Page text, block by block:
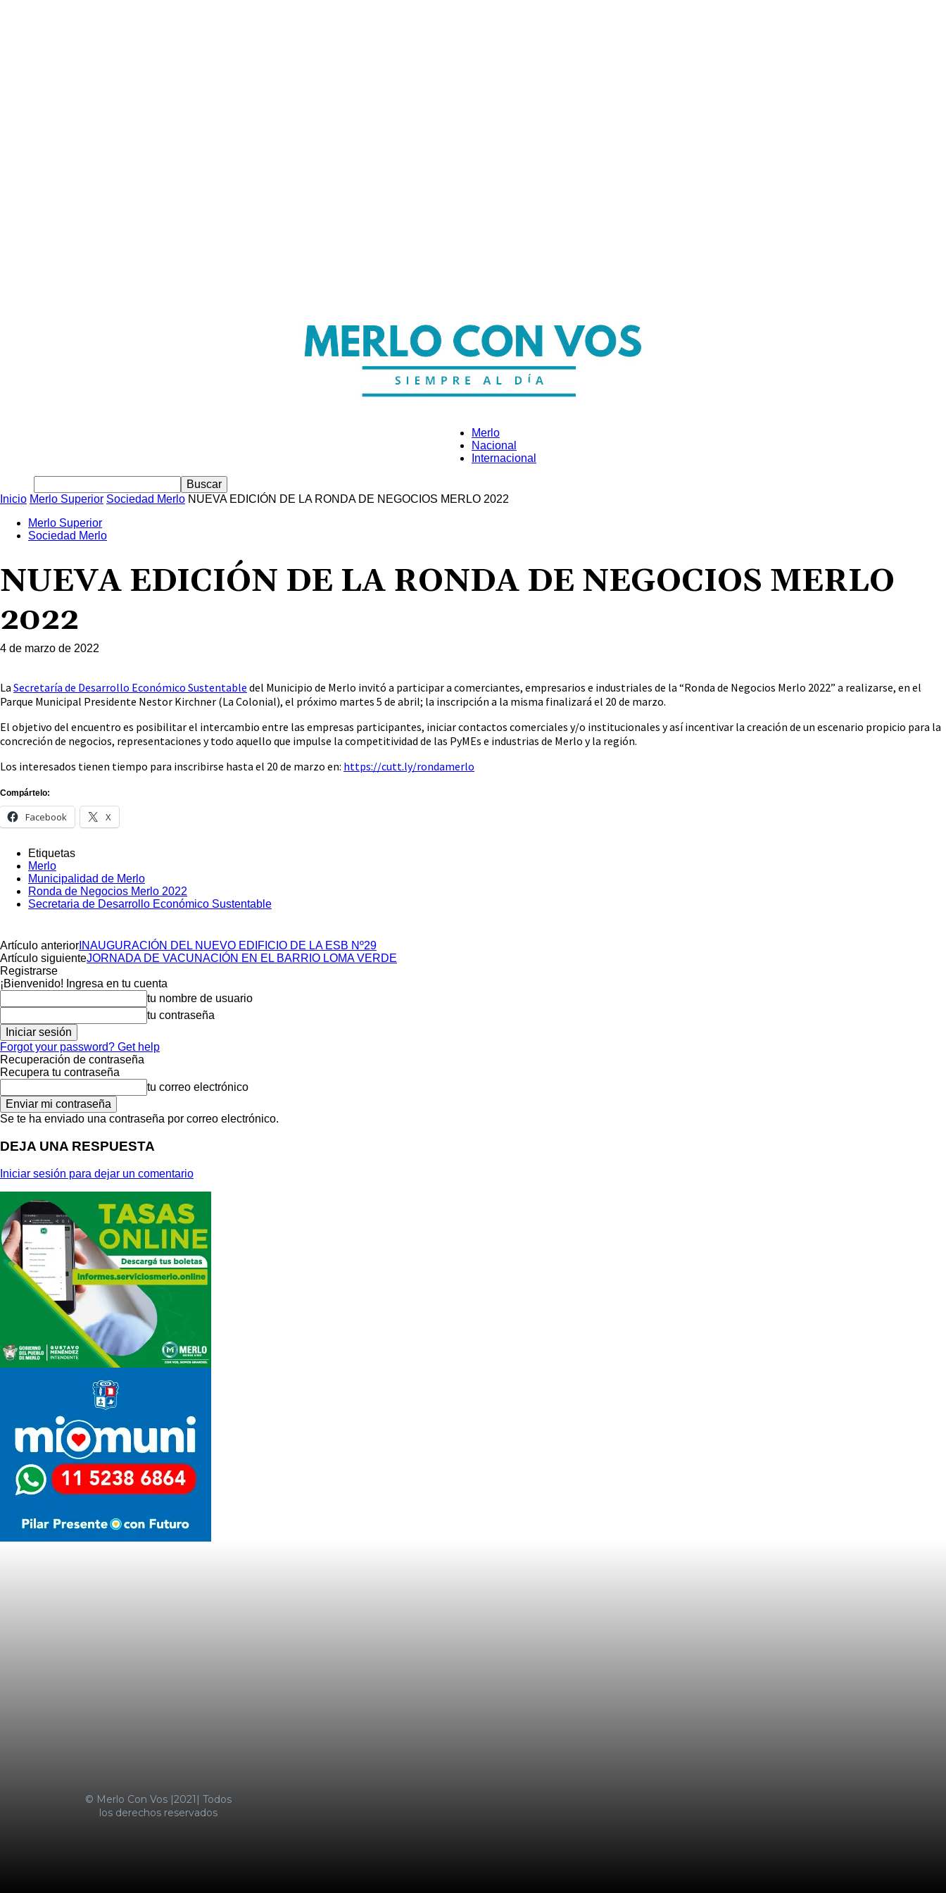
Merlo
Merlo
Nacional
Internacional
Inicio Merlo Superior Sociedad Merlo NUEVA EDICIÓN DE LA RONDA DE NEGOCIOS MERLO 2022
Merlo Superior
Sociedad Merlo
NUEVA EDICIÓN DE LA RONDA DE NEGOCIOS MERLO
2022
4 de marzo de 2022
La Secretaría de Desarrollo Económico Sustentable del Municipio de Merlo invitó a participar a comerciantes, empresarios e industriales de la “Ronda de Negocios Merlo 2022” a realizarse, en el
Parque Municipal Presidente Nestor Kirchner (La Colonial), el próximo martes 5 de abril; la inscripción a la misma finalizará el 20 de marzo.
El objetivo del encuentro es posibilitar el intercambio entre las empresas participantes, iniciar contactos comerciales y/o institucionales y así incentivar la creación de un escenario propicio para la
concreción de negocios, representaciones y todo aquello que impulse la competitividad de las PyMEs e industrias de Merlo y la región.
Los interesados tienen tiempo para inscribirse hasta el 20 de marzo en: https://cutt.ly/rondamerlo
Compártelo:
Facebook X
Etiquetas
Merlo
Municipalidad de Merlo
Ronda de Negocios Merlo 2022
Secretaria de Desarrollo Económico Sustentable
Artículo anterior INAUGURACIÓN DEL NUEVO EDIFICIO DE LA ESB Nº29
Artículo siguienteJORNADA DE VACUNACIÓN EN EL BARRIO LOMA VERDE
Registrarse
¡Bienvenido! Ingresa en tu cuenta
tu nombre de usuario
tu contraseña
Forgot your password? Get help
Recuperación de contraseña
Recupera tu contraseña
tu correo electrónico
Se te ha enviado una contraseña por correo electrónico.
DEJA UNA RESPUESTA
Iniciar sesión para dejar un comentario
© Merlo Con Vos |2021| Todos
los derechos reservados